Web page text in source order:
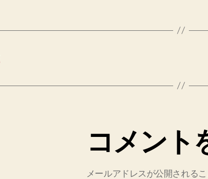
コメント
メールアドレスが公開されるこ